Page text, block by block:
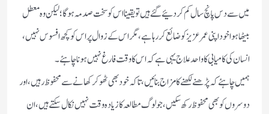
میں سے دس پانچ سال کم کردئیے گئے ہیں تو یقینا اس کو سخت صدمہ ہوگا؛ لیکن وہ معطل
بیٹھا ہوا خود اپنی عمر عزیز کو ضائع کررہا ہے، مگر اس کے زوال پر اس کو کچھ افسوس نہیں،
انسان کی کامیابی کا واحد علاج یہی ہے کہ اس کا وقت فارغ نہیں ہونا چاہئے۔
ہمیں چاہئے کہ پڑھنے لکھنے کا مزاج بنائیں، تاکہ خود بھی ٹھوکر کھانے سے محفوظ رہیں،اور
دوسروں کو بھی محفوظ رکھ سکیں ،جو لوگ مطالعہ کا زیادہ وقت نہیں نکال سکتے ہیں، ان